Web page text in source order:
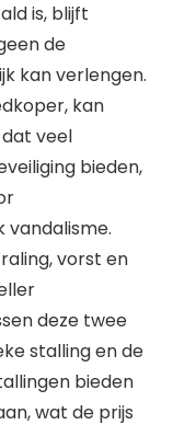
is, blijft
de
kan verlengen.
kan
veel
bieden,
vandalisme.
vorst en
deze twee
stalling en de
bieden
wat de prijs